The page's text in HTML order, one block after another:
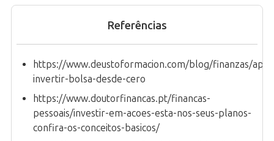
Referências
https://www.deustoformacion.com/blog/finanzas/
invertir-bolsa-desde-cero
https://www.doutorfinancas.pt/financas-
pessoais/investir-em-acoes-esta-nos-seus-planos-
confira-os-conceitos-basicos/